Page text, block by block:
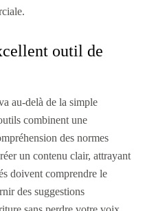
outil de
au-delà de la simple
combinent une
des normes
un contenu clair, attrayant
doivent comprendre le
des suggestions